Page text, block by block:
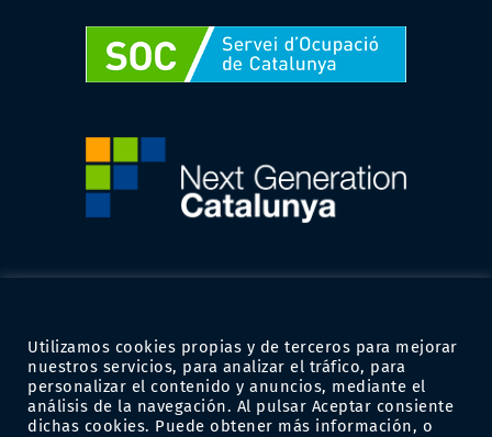
Utilizamos cookies propias y de terceros para mejorar
nuestros servicios, para analizar el tráfico, para
personalizar el contenido y anuncios, mediante el
análisis de la navegación. Al pulsar Aceptar consiente
dichas cookies. Puede obtener más información, o